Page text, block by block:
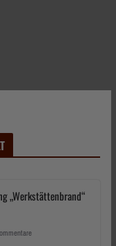
„Werkstättenbrand“